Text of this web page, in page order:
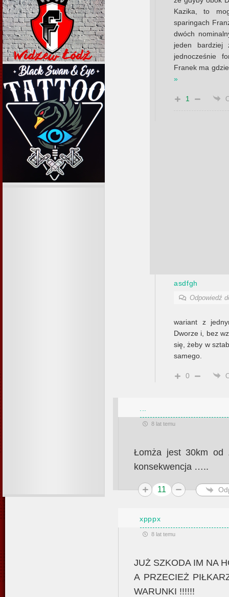
Kazika, to
sparingach
dwóch
jeden bardziej
jednocześnie
Franek ma
»
1
asdfgh
Odpowiedź
wariant z
Dworze i, bez
się, żeby w
samego.
0
8 lat temu
Łomża jest 30km od
konsekwencja …..
11
xpppx
8 lat temu
JUŻ SZKODA IM NA
A PRZECIEŻ
WARUNKI !!!!!!